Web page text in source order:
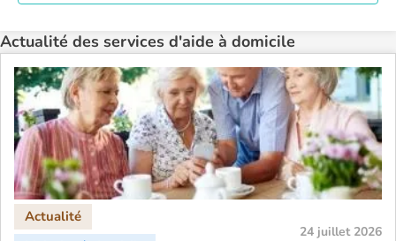
Actualité des services d'aide à domicile
24 juillet 2026